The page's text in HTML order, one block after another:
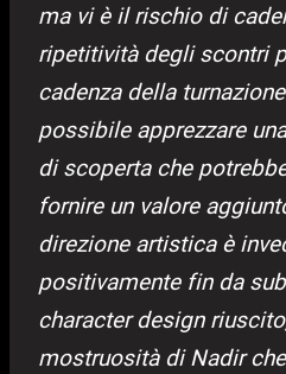
ma vi è il rischio di
ripetitività degli scontri
cadenza della
possibile apprezzare
di scoperta che
fornire un valore
direzione artistica è
positivamente fin da
character design
mostruosità di Nadir